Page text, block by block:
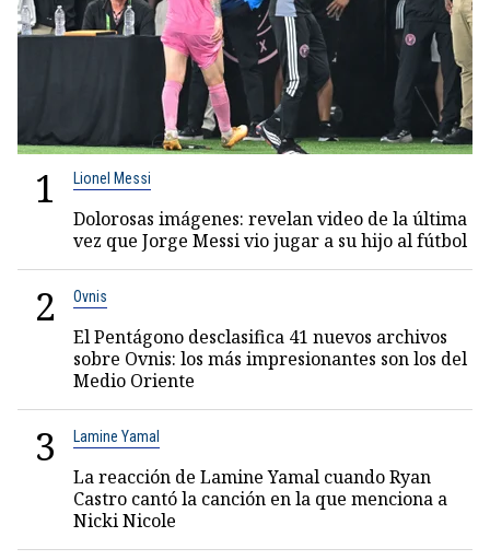
1 Lionel Messi
Dolorosas imágenes: revelan video de la última
vez que Jorge Messi vio jugar a su hijo al fútbol
2 Ovnis
El Pentágono desclasifica 41 nuevos archivos
sobre Ovnis: los más impresionantes son los del
Medio Oriente
3 Lamine Yamal
La reacción de Lamine Yamal cuando Ryan
Castro cantó la canción en la que menciona a
Nicki Nicole